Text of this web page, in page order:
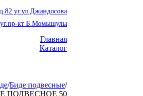
уг.ул.Джандосова
уг.пр-кт Б.Момышулы
Главная
Каталог
/Биде подвесные/
ПОДВЕСНОЕ 50